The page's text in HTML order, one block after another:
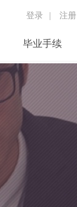
登录 注册
毕业手续